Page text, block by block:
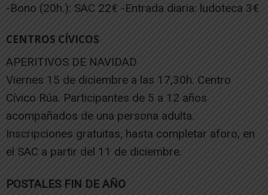
-Bono (20h.): SAC 22€ -Entrada diaria: ludoteca 3€
CENTROS CÍVICOS
APERITIVOS DE NAVIDAD
Viernes 15 de diciembre a las 17,30h. Centro
Cívico Rúa. Participantes de 5 a 12 años
acompañados de una persona adulta.
Inscripciones gratuitas, hasta completar aforo, en
el SAC a partir del 11 de diciembre.
POSTALES FIN DE AÑO